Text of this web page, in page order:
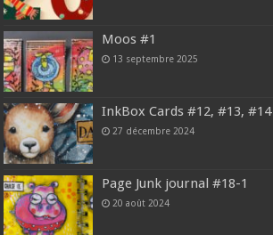
Moos #1
13 septembre 2025
InkBox Cards #12, #13, #14
27 décembre 2024
Page Junk journal #18-1
20 août 2024